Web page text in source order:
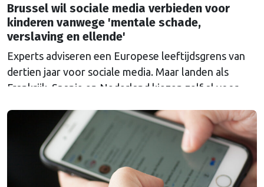
Brussel wil sociale media verbieden voor
kinderen vanwege 'mentale schade,
verslaving en ellende'
Experts adviseren een Europese leeftijdsgrens van
dertien jaar voor sociale media. Maar landen als
Frankrijk, Spanje en Nederland kiezen zelf al voor